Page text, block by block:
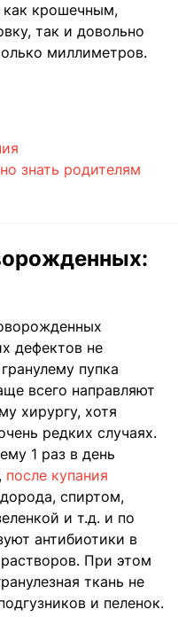
как крошечным,
так и довольно
миллиметров.
знать родителям
дефектов не
пупка
всего направляют
хирургу, хотя
редких случаях.
1 раз в день
после купания
спиртом,
и т.д. и по
антибиотики в
При этом
ткань не
и пеленок.